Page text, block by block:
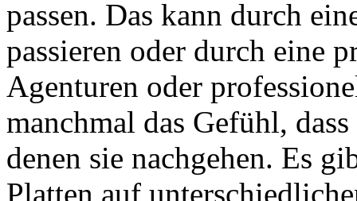
passen. Das kann durch
passieren oder durch eine
Agenturen oder
manchmal das Gefühl,
denen sie nachgehen. Es
Platten auf